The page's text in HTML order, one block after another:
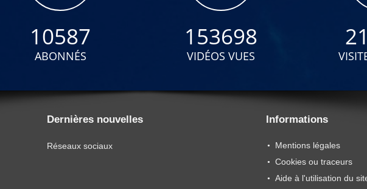
10587
ABONNÉS
153698
VIDÉOS VUES
Dernières nouvelles
Réseaux sociaux
Informations
Mentions légales
Cookies ou traceurs
Aide à l'utilisation du